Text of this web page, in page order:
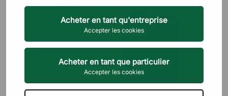
Acheter en tant qu'entreprise
Accepter les cookies
Acheter en tant que particulier
Accepter les cookies
Les caissons existent en acier, stratifié et placage bois, en
blanc, noir, gris clair, chêne et noyer. Plusieurs séries proposent
aussi le bleu et le rouge.
Le prix